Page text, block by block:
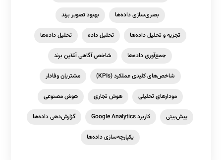
بصری‌سازی داده‌ها بهبود تصویر برند
تجزیه و تحلیل داده‌ها تحلیل داده تحلیل داده‌ها
جمع‌آوری داده‌ها شاخص آگاهی آنلاین برند
شاخص‌های کلیدی عملکرد (KPIs) مشتریان وفادار
مودارهای تحلیلی هوش تجاری هوش مصنوعی
پیش‌بینی کاربرد Google Analytics گزارش‌دهی داده‌ها
یکپارچه‌سازی داده‌ها